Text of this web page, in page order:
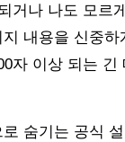
거나 나도 모르
내용을 신중하
자 이상 되는 긴
숨기는 공식